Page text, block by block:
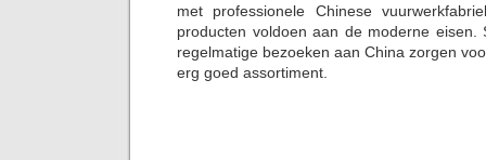
met professionele Chinese
producten voldoen aan de moderne eisen.
regelmatige bezoeken aan China zorgen
erg goed assortiment.